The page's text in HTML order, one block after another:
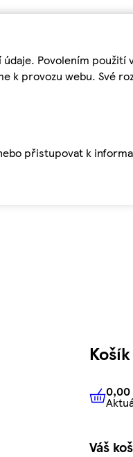
Povolením
k provozu webu. Své
přistupovat k
Košík
0,00
Váš